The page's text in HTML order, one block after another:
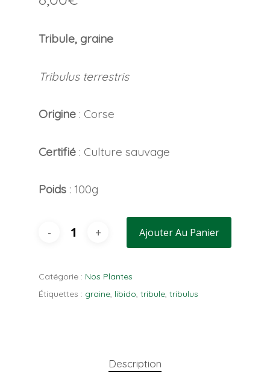
Tribule, graine
Tribulus terrestris
Origine : Corse
Certifié : Culture sauvage
Poids : 100g
Ajouter Au Panier
Catégorie : Nos Plantes
Étiquettes : graine, libido, tribule, tribulus
Description